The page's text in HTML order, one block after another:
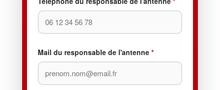
Mail du responsable de l'antenne *